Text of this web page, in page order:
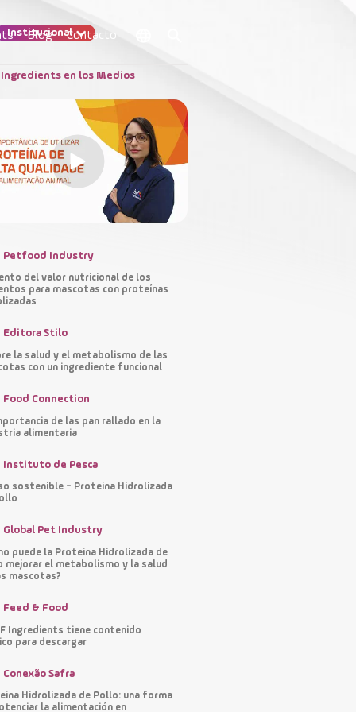
Blog Contacto
de los
Institucional
Ingredients en los Medios
Petfood Industry
del valor nutricional de los
para mascotas con proteínas
Editora Stilo
la salud y el metabolismo de las
con un ingrediente funcional
Food Connection
de las pan rallado en la
alimentaria
Instituto de Pesca
sostenible - Proteína Hidrolizada
Global Pet Industry
puede la Proteína Hidrolizada de
mejorar el metabolismo y la salud
mascotas?
Feed & Food
Ingredients tiene contenido
para descargar
Conexão Safra
Hidrolizada de Pollo: una forma
la alimentación en